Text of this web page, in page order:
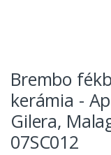
Brembo
kerámia -
Gilera,
07SC012